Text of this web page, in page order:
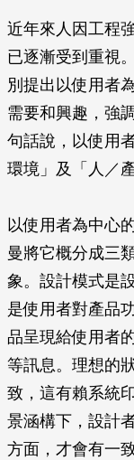
近年來人因工程
已逐漸受到重視
別提出以使用者
需要和興趣，強
句話說，以使用
環境」及「人／
以使用者為中心
曼將它概分成三
象。設計模式是
是使用者對產品
品呈現給使用者
等訊息。理想的
致，這有賴系統
景涵構下，設計
方面，才會有一